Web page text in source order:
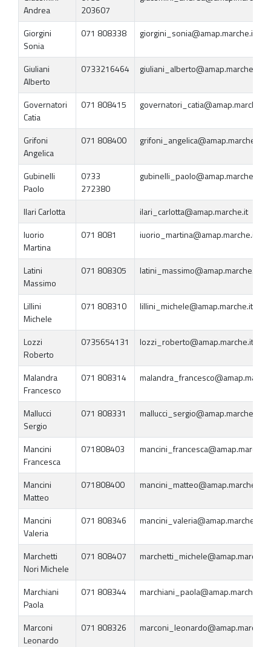
Andrea
203607
Giorgini
Sonia
071 808338 giorgini_sonia@amap.marche.it
Giuliani
Alberto
0733216464 giuliani_alberto@amap.marche.it
Governatori
Catia
071 808415 governatori_catia@amap.marche.it
Grifoni
Angelica
071 808400 grifoni_angelica@amap.marche.it
Gubinelli
Paolo
0733
272380
gubinelli_paolo@amap.marche.it
Ilari Carlotta
ilari_carlotta@amap.marche.it
Iuorio
Martina
071 8081 iuorio_martina@amap.marche.it
Latini
Massimo
071 808305 latini_massimo@amap.marche.it
Lillini
Michele
071 808310 lillini_michele@amap.marche.it
Lozzi
Roberto
0735654131 lozzi_roberto@amap.marche.it
Malandra
Francesco
071 808314
Mallucci
Sergio
071 808331 mallucci_sergio@amap.marche.it
Mancini
Francesca
071808403 mancini_francesca@amap.marche.it
Mancini
Matteo
071808400 mancini_matteo@amap.marche.it
Mancini
Valeria
071 808346 mancini_valeria@amap.marche.it
Marchetti
Nori Michele
071 808407 marchetti_michele@amap.marche.it
Marchiani
Paola
071 808344 marchiani_paola@amap.marche.it
Marconi
Leonardo
071 808326 marconi_leonardo@amap.marche.it